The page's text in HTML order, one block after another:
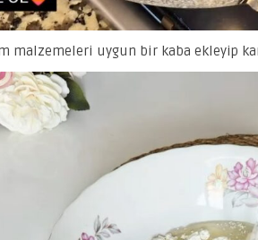
malzemeleri uygun bir kaba ekleyip